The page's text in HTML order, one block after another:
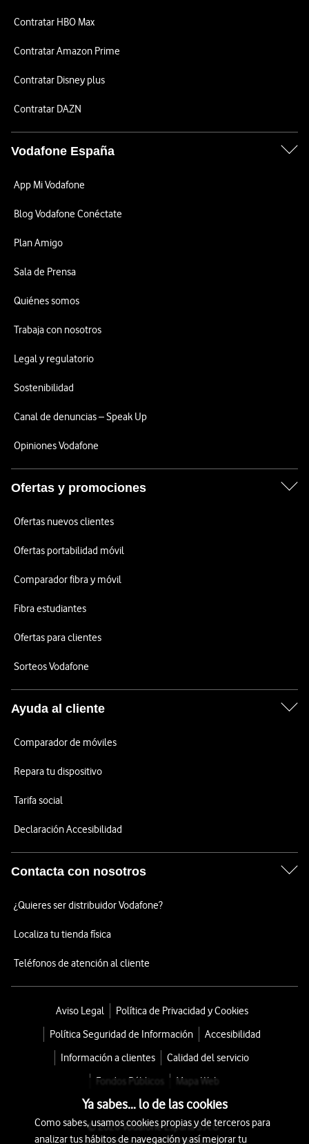
Contratar HBO Max
Contratar Amazon Prime
Contratar Disney plus
Contratar DAZN
Vodafone España
App Mi Vodafone
Blog Vodafone Conéctate
Plan Amigo
Sala de Prensa
Quiénes somos
Trabaja con nosotros
Legal y regulatorio
Sostenibilidad
Canal de denuncias – Speak Up
Opiniones Vodafone
Ofertas y promociones
Ofertas nuevos clientes
Ofertas portabilidad móvil
Comparador fibra y móvil
Fibra estudiantes
Ofertas para clientes
Sorteos Vodafone
Ayuda al cliente
Comparador de móviles
Repara tu dispositivo
Tarifa social
Declaración Accesibilidad
Contacta con nosotros
¿Quieres ser distribuidor Vodafone?
Localiza tu tienda física
Teléfonos de atención al cliente
Aviso Legal
Política de Privacidad y Cookies
Política Seguridad de Información
Accesibilidad
Información a clientes
Calidad del servicio
Fondos Públicos
Mapa Web
© 2026 Vodafone España S.A.U.
Ya sabes... lo de las cookies
Como sabes, usamos cookies propias y de terceros para
analizar tus hábitos de navegación y así mejorar tu